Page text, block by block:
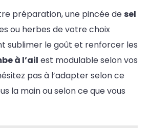
préparation, une pincée de sel
ou herbes de votre choix
sublimer le goût et renforcer les
à l’ail est modulable selon vos
pas à l’adapter selon ce
la main ou selon ce que vous